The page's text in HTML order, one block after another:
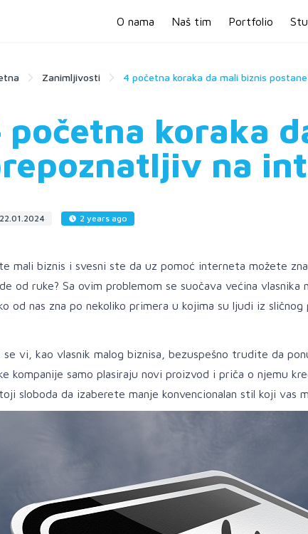
O nama Naš tim Portfolio
Zanimljivosti 4 početna koraka da mali biznis
početna koraka
na
22.01.2024 2 years ago
mali biznis i svesni ste da uz pomoć interneta možete
od ruke? Sa ovim problemom se suočava većina
od nas zna po nekoliko primera u kojima su ljudi iz sličnog
se vi, kao vlasnik malog biznisa, bezuspešno trudite da
kompanije samo plasiraju novi proizvod i priča o njemu
sloboda da izaberete manje konvencionalan stil koji vas